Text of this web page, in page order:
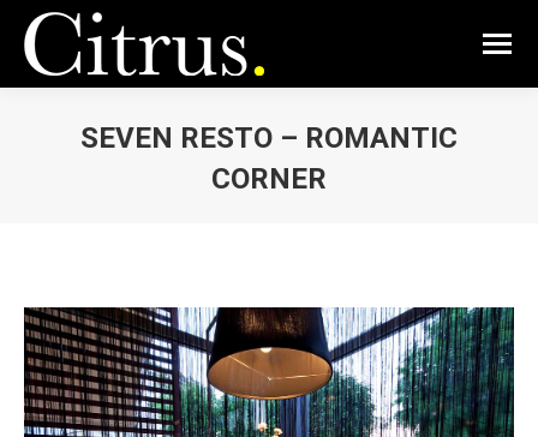
SEVEN RESTO – ROMANTIC
CORNER